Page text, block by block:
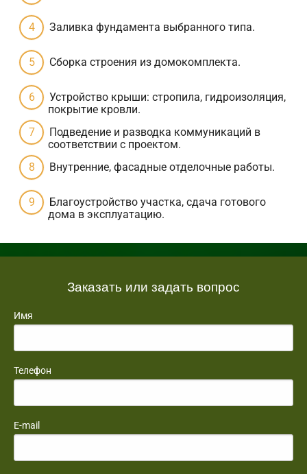
Заливка фундамента выбранного типа.
Сборка строения из домокомплекта.
Устройство крыши: стропила, гидроизоляция,
покрытие кровли.
Подведение и разводка коммуникаций в
соответствии с проектом.
Внутренние, фасадные отделочные работы.
Благоустройство участка, сдача готового
дома в эксплуатацию.
Заказать или задать вопрос
Имя
Телефон
E-mail